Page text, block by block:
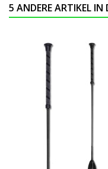
5 ANDERE ARTIKEL IN